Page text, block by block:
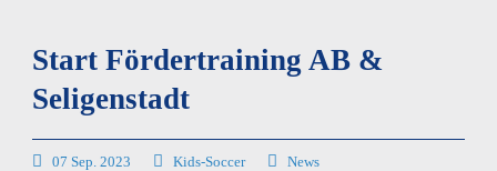
Start Fördertraining AB &
Seligenstadt
07 Sep. 2023 Kids-Soccer News